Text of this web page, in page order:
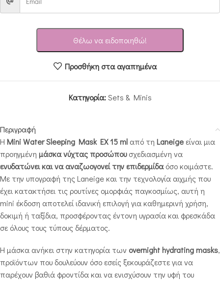
Θέλω να ειδοποιηθώ!
Προσθήκη στα αγαπημένα
Κατηγορία: Sets & Minis
Περιγραφή
Η Mini Water Sleeping Mask EX 15 ml από τη Laneige είναι μια
προηγμένη μάσκα νύχτας προσώπουσχεδιασμένη να
ενυδατώνει και να αναζωογονεί την επιδερμίδαόσο κοιμάστε.
Με την υπογραφή της Laneige και την τεχνολογία αιχμής που
έχει κατακτήσει τις ρουτίνες ομορφιάς παγκοσμίως, αυτή η
mini έκδοση αποτελεί ιδανική επιλογή για καθημερινή χρήση,
δοκιμή ή ταξίδια, προσφέροντας έντονη υγρασία και φρεσκάδα
σε όλους τους τύπους δέρματος.
Η μάσκα ανήκει στην κατηγορία των overnight hydrating masks,
προϊόντων που δουλεύουν όσο εσείς ξεκουράζεστε για να
παρέχουν βαθιά φροντίδα και να ενισχύσουν την υφή του